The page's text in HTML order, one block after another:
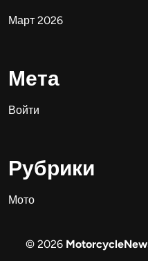
Март 2026
Мета
Войти
Рубрики
Мото
© 2026